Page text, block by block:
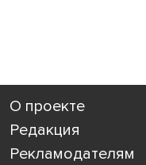
О проекте
Редакция
Рекламодателям